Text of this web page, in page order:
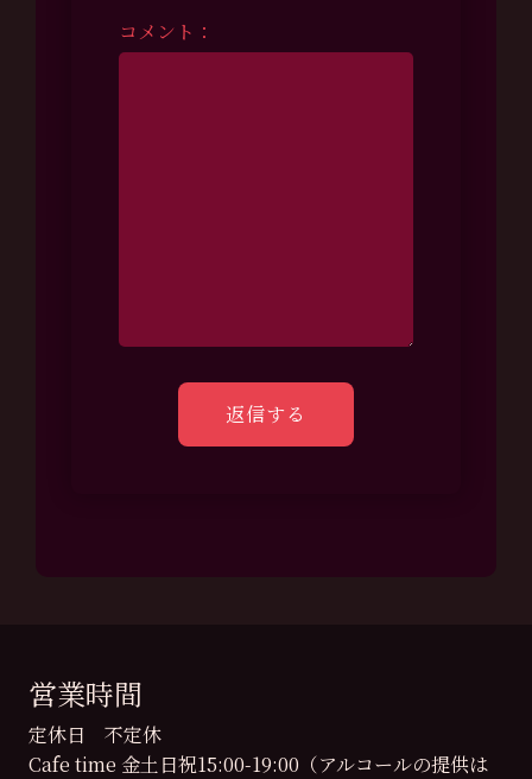
コメント：
営業時間
定休日 不定休
Cafe time 金土日祝15:00-19:00（アルコールの提供は